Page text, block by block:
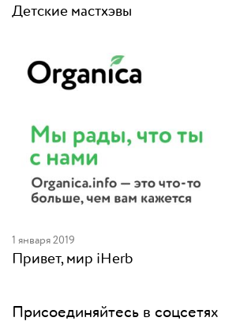
Детские мастхэвы
1 января 2019
Привет, мир iHerb
Присоединяйтесь в соцсетях